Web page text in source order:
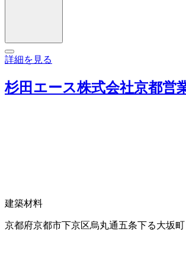
詳細を見る
杉田エース株式会社京都営
建築材料
京都府京都市下京区烏丸通五条下る大坂町